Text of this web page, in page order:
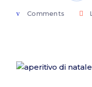
Comments